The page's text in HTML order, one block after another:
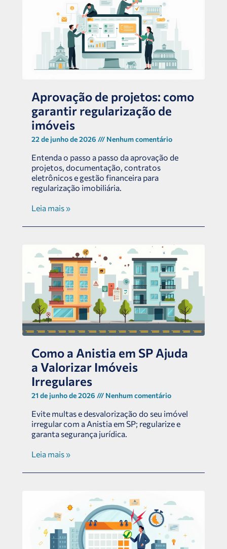
Aprovação de projetos: como
garantir regularização de
imóveis
22 de junho de 2026 Nenhum comentário
Entenda o passo a passo da aprovação de
projetos, documentação, contratos
eletrônicos e gestão financeira para
regularização imobiliária.
Leia mais »
Como a Anistia em SP Ajuda
a Valorizar Imóveis
Irregulares
21 de junho de 2026 Nenhum comentário
Evite multas e desvalorização do seu imóvel
irregular com a Anistia em SP; regularize e
garanta segurança jurídica.
Leia mais »